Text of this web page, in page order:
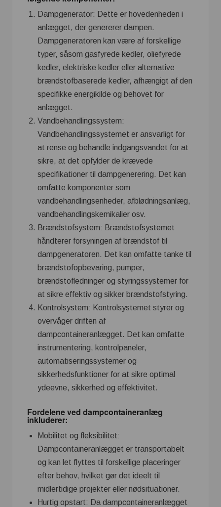
Dampgenerator: Dette er hovedenheden i
anlægget, der genererer dampen.
Dampgeneratoren kan være af forskellige
typer, såsom gasfyrede kedler, oliefyrede
kedler, elektriske kedler eller alternative
brændstofbaserede kedler, afhængigt af den
specifikke energikilde og behovet for
anlægget.
Vandbehandlingssystem:
Vandbehandlingssystemet er ansvarligt for
at rense og behandle indgangsvandet for at
sikre, at det opfylder de krævede
specifikationer til dampgenerering. Det kan
omfatte komponenter som
vandbehandlingsenheder, afblødningsanlæg,
vandbehandlingskemikalier osv.
Brændstofsystem: Brændstofsystemet
håndterer forsyningen af brændstof til
dampgeneratoren. Det kan omfatte tanke til
brændstofopbevaring, pumper,
brændstofledninger og styringssystemer for
at sikre effektiv og sikker brændstofstyring.
Kontrolsystem: Kontrolsystemet styrer og
overvåger driften af
dampcontaineranlægget. Det kan omfatte
instrumentering, kontrolpaneler,
automatiseringssystemer og
sikkerhedsfunktioner for at sikre optimal
ydeevne, sikkerhed og effektivitet.
Fordelene ved dampcontaineranlæg
inkluderer:
Mobilitet og fleksibilitet:
Dampcontaineranlægget er transportabelt
og kan let flyttes til forskellige placeringer
efter behov, hvilket gør det ideelt til
midlertidige projekter eller nødsituationer.
Hurtig opstart: Da dampcontaineranlægget